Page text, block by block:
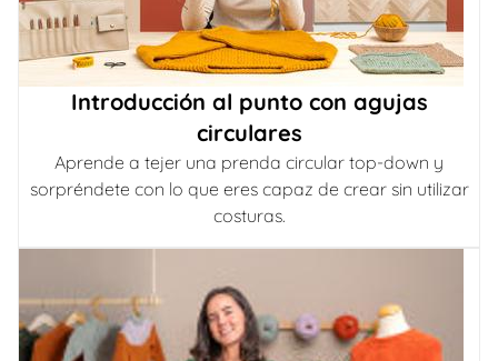
Introducción al punto con agujas
circulares
Aprende a tejer una prenda circular top-down y
sorpréndete con lo que eres capaz de crear sin utilizar
costuras.